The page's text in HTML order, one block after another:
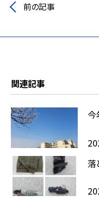
前の記事
関連記事
今
落